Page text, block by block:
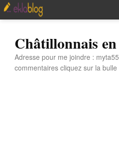
Châtillonnais
Adresse pour me joindre :
commentaires cliquez sur la